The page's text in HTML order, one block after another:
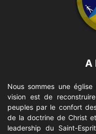
A
Nous sommes une
vision est de
peuples par le confort
de la doctrine de Christ
leadership du Saint-